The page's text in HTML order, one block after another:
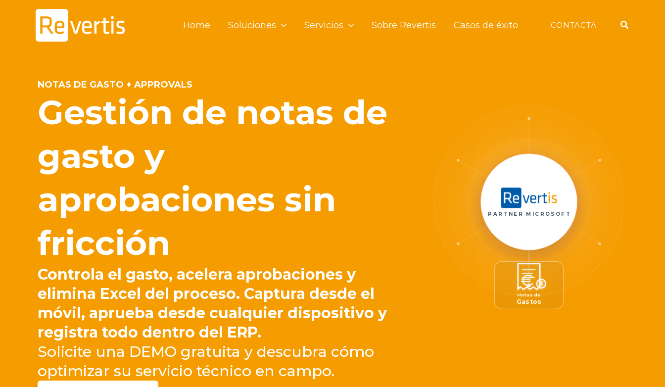
contenido
Home Soluciones Servicios Sobre Revertis Casos de éxito CONTACTA Buscar
NOTAS DE GASTO + APPROVALS
Gestión de notas de
gasto y
aprobaciones sin
fricción
Controla el gasto, acelera aprobaciones y
elimina Excel del proceso. Captura desde el
móvil, aprueba desde cualquier dispositivo y
registra todo dentro del ERP.
Solicite una DEMO gratuita y descubra cómo
optimizar su servicio técnico en campo.
Notas de
Gastos
PARTNER MICROSOFT